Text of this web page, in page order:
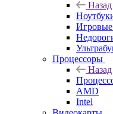
Назад
Игровые
Процессоры
Назад
AMD
Intel